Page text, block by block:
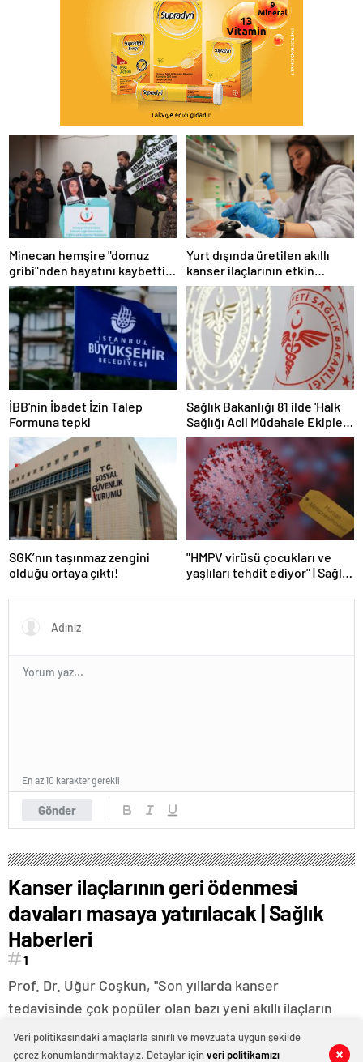
0 0
Minecan hemşire "domuz
gribi"nden hayatını kaybetti –
Haberler | Sağlık Haberleri
Yurt dışında üretilen akıllı
kanser ilaçlarının etkin
maddesi yerli imkanlarla
geliştirildi | Sağlık Haberleri
İBB'nin İbadet İzin Talep
Formuna tepki
Sağlık Bakanlığı 81 ilde 'Halk
Sağlığı Acil Müdahale Ekipleri'
kuruyor | Sağlık Haberleri
SGK’nın taşınmaz zengini
olduğu ortaya çıktı!
"HMPV virüsü çocukları ve
yaşlıları tehdit ediyor" | Sağlık
Gönder
En az 10 karakter gerekli
Kanser ilaçlarının geri ödenmesi
davaları masaya yatırılacak | Sağlık
Haberleri
1
Prof. Dr. Uğur Coşkun, "Son yıllarda kanser
tedavisinde çok popüler olan bazı yeni akıllı ilaçların
geri ödemesi için açılan davalar giderek arttı ve bu
durum artık alternatif bir geri ödeme yöntemine
0 0
Veri politikasındaki amaçlarla sınırlı ve mevzuata uygun şekilde
çerez konumlandırmaktayız. Detaylar içinveri politikamızı